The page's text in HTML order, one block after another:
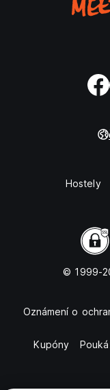
Hostely
© 1999-
Oznámení o
Kupóny